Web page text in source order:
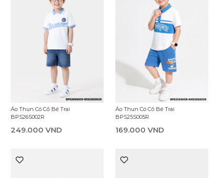
Áo Thun Có Cổ Bé Trai
BPS26S002R
249.000 VND
Áo Thun Có Cổ Bé Trai
BPS25S005R
169.000 VND